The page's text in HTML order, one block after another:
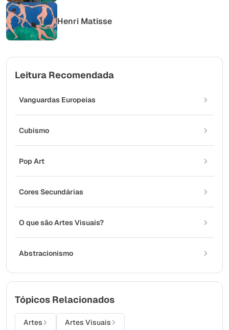
Henri Matisse
Leitura Recomendada
Vanguardas Europeias
Cubismo
Pop Art
Cores Secundárias
O que são Artes Visuais?
Abstracionismo
Tópicos Relacionados
Artes Artes Visuais